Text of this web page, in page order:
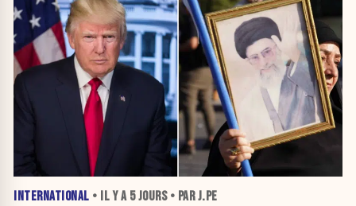
INTERNATIONAL • IL Y A 5 JOURS• PAR J.PE